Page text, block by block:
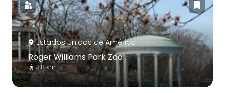
Estados Unidos de América
Roger Williams Park Zoo
3.8 km